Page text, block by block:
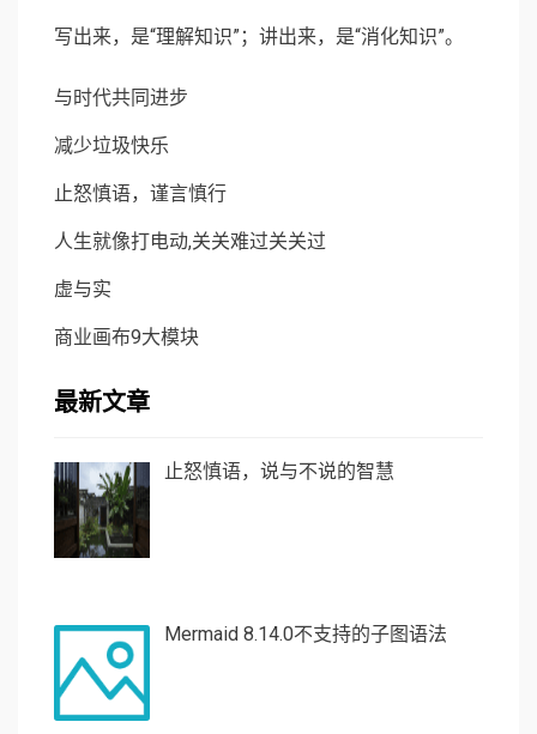
写出来，是“理解知识”；讲出来，是“消化知识”。
与时代共同进步
减少垃圾快乐
止怒慎语，谨言慎行
人生就像打电动,关关难过关关过
虚与实
商业画布9大模块
最新文章
止怒慎语，说与不说的智慧
Mermaid 8.14.0不支持的子图语法